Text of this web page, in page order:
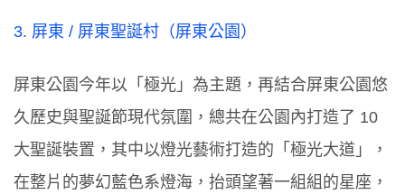
3. 屏東 / 屏東聖誕村 （屏東公園 ）
屏東公園今年以「極光」為主題，再結合屏東公園悠
久歷史與聖誕節現代氛圍，總共在公園內打造了 10
大聖誕裝置，其中以燈光藝術打造的「極光大道」，
在整片的夢幻藍色系燈海，抬頭望著一組組的星座，